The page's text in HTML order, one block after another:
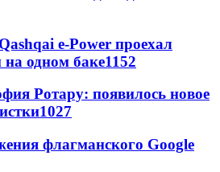
e-Power проехал
одном баке1152
Ротару: появилось новое
1027
флагманского Google